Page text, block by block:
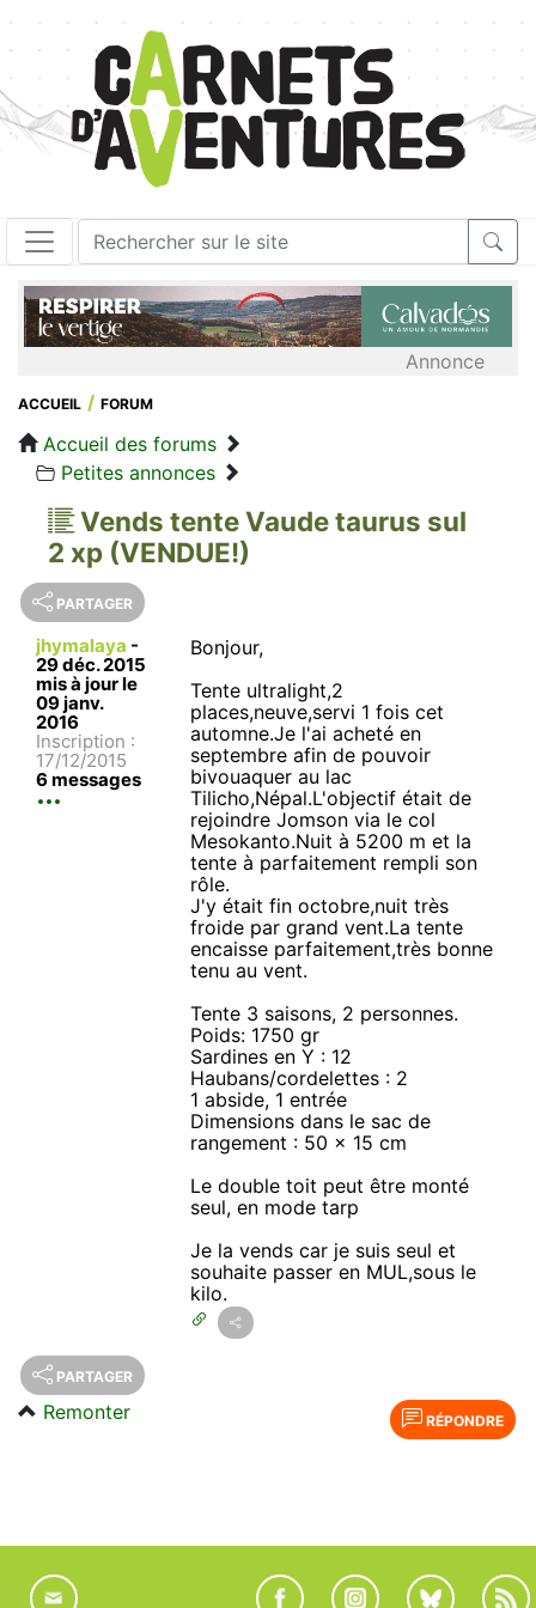
Annonce
ACCUEIL FORUM
Accueil des forums
Petites annonces
Vends tente Vaude taurus sul
2 xp (VENDUE!)
PARTAGER
jhymalaya -
29 déc. 2015
mis à jour le
09 janv.
2016
Inscription :
17/12/2015
6 messages
Bonjour,
Tente ultralight,2
places,neuve,servi 1 fois cet
automne.Je l'ai acheté en
septembre afin de pouvoir
bivouaquer au lac
Tilicho,Népal.L'objectif était de
rejoindre Jomson via le col
Mesokanto.Nuit à 5200 m et la
tente à parfaitement rempli son
rôle.
J'y était fin octobre,nuit très
froide par grand vent.La tente
encaisse parfaitement,très bonne
tenu au vent.
Tente 3 saisons, 2 personnes.
Poids: 1750 gr
Sardines en Y : 12
Haubans/cordelettes : 2
1 abside, 1 entrée
Dimensions dans le sac de
rangement : 50 x 15 cm
Le double toit peut être monté
seul, en mode tarp
Je la vends car je suis seul et
souhaite passer en MUL,sous le
kilo.
PARTAGER
RÉPONDRE
Remonter